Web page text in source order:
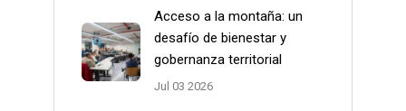
Acceso a la montaña: un
desafío de bienestar y
gobernanza territorial
Jul 03 2026